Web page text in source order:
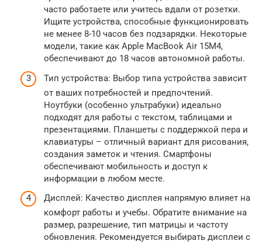
часто работаете или учитесь вдали от розетки.
Ищите устройства, способные функционировать
не менее 8-10 часов без подзарядки. Некоторые
модели, такие как Apple MacBook Air 15M4,
обеспечивают до 18 часов автономной работы.
Тип устройства: Выбор типа устройства зависит
от ваших потребностей и предпочтений.
Ноутбуки (особенно ультрабуки) идеально
подходят для работы с текстом, таблицами и
презентациями. Планшеты с поддержкой пера и
клавиатуры – отличный вариант для рисования,
создания заметок и чтения. Смартфоны
обеспечивают мобильность и доступ к
информации в любом месте.
Дисплей: Качество дисплея напрямую влияет на
комфорт работы и учебы. Обратите внимание на
размер, разрешение, тип матрицы и частоту
обновления. Рекомендуется выбирать дисплеи с